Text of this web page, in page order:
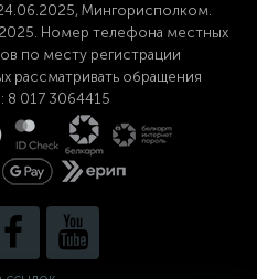
.06.2025, Мингорисполком.
Номер телефона местных
по месту регистрации
рассматривать обращения
8 017 3064415